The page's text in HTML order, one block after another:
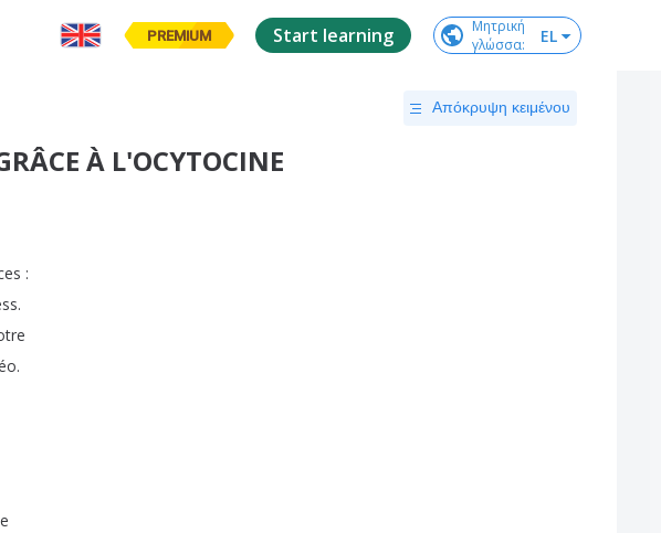
PREMIUM Start learning
Μητρική
γλώσσα: EL
Απόκρυψη κειμένου
À L'OCYTOCINE
:
.
.